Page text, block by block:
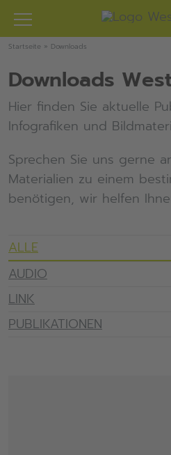
Zum
Inhalt
springen
Startseite » Downloads
Downloads
Hier finden Sie aktuelle
Infografiken und
Sprechen Sie uns gerne
Materialien zu einem
benötigen, wir helfen
ALLE
AUDIO
LINK
PUBLIKATIONEN